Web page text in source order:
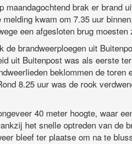
maandagochtend brak er brand
kwam om 7.35 uur
een afgesloten brug
de brandweerploegen uit
uit Buitenpost was als eerste
beklommen de toren
8.25 uur was de rook
40 meter hoogte, waar
het snelle optreden van de
bleef ter plaatse om na te